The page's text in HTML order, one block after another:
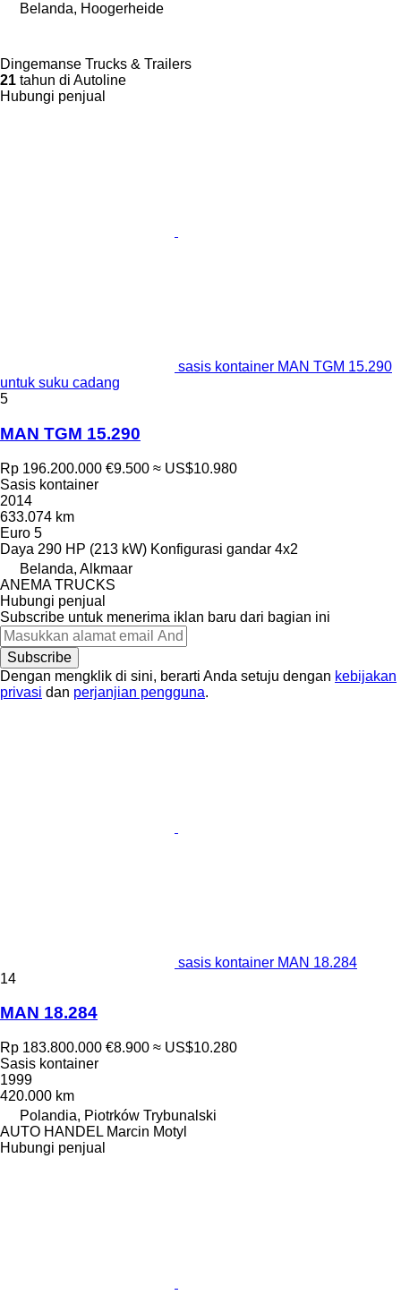
Belanda, Hoogerheide
Dingemanse Trucks & Trailers
21 tahun di Autoline
Hubungi penjual
sasis kontainer MAN TGM 15.290
untuk suku cadang
5
MAN TGM 15.290
Rp 196.200.000 €9.500 ≈ US$10.980
Sasis kontainer
2014
633.074 km
Euro 5
Daya 290 HP (213 kW) Konfigurasi gandar 4x2
Belanda, Alkmaar
ANEMA TRUCKS
Hubungi penjual
Subscribe untuk menerima iklan baru dari bagian ini
Subscribe
Dengan mengklik di sini, berarti Anda setuju dengan kebijakan
privasi dan perjanjian pengguna.
sasis kontainer MAN 18.284
14
MAN 18.284
Rp 183.800.000 €8.900 ≈ US$10.280
Sasis kontainer
1999
420.000 km
Polandia, Piotrków Trybunalski
AUTO HANDEL Marcin Motyl
Hubungi penjual